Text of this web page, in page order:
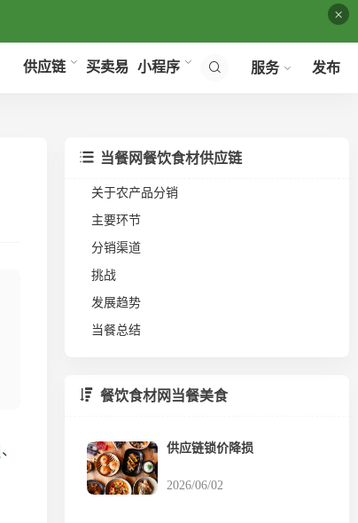
×
供应链 买卖易 小程序 服务 发布
、
当餐网餐饮食材供应链
关于农产品分销
主要环节
分销渠道
挑战
发展趋势
当餐总结
餐饮食材网当餐美食
供应链锁价降损
2026/06/02